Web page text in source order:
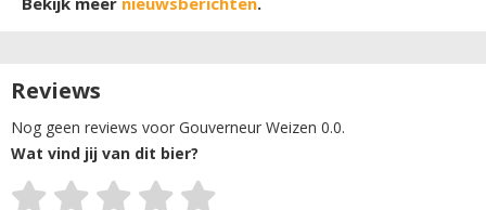
Reviews
Nog geen reviews voor Gouverneur Weizen 0.0.
Wat vind jij van dit bier?